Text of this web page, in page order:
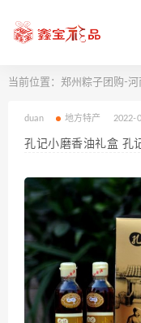
当前位置： 郑州粽子团购-河南
duan 地方特产 2022-
孔记小磨香油礼盒 孔